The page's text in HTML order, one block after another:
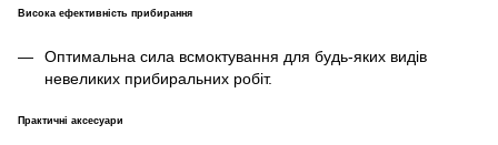
Висока ефективність прибирання
Оптимальна сила всмоктування для будь-яких видів
невеликих прибиральних робіт.
Практичні аксесуари